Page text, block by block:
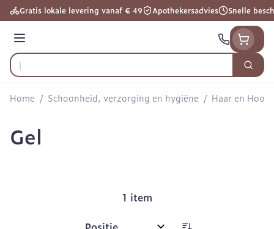
Ga naar de inhoud
Gratis lokale levering vanaf € 49 Apothekersadvies Snelle
Menu
Product, merk, categorie...
Zoek
Home / Schoonheid, verzorging en hygiëne / Haar en Hoofd
Gel
1 item